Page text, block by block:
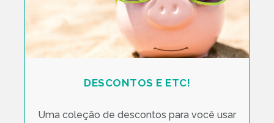
DESCONTOS E ETC!
Uma coleção de descontos para você usar